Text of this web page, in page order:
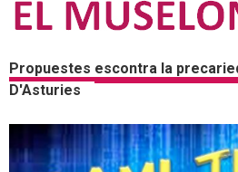
Propuestes escontra la
D'Asturies